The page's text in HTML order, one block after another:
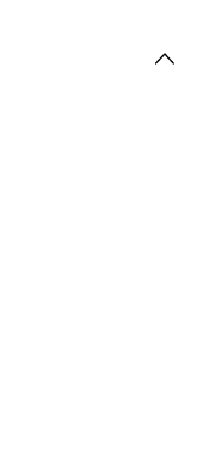
com
reais.